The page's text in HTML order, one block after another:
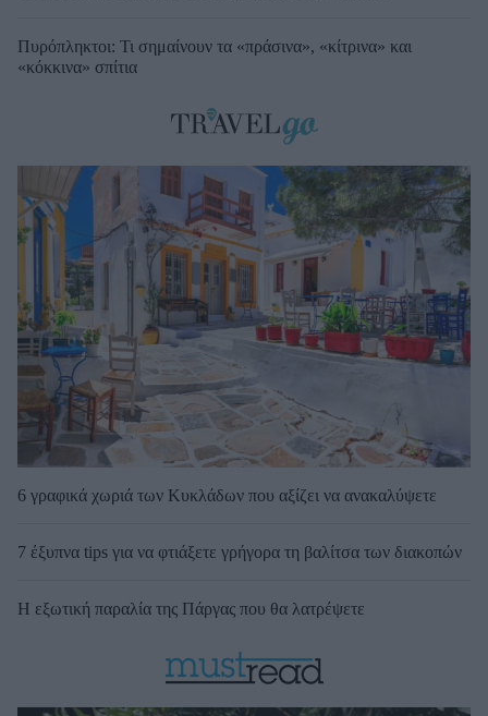
Πυρόπληκτοι: Τι σημαίνουν τα «πράσινα», «κίτρινα» και
«κόκκινα» σπίτια
6 γραφικά χωριά των Κυκλάδων που αξίζει να ανακαλύψετε
7 έξυπνα tips για να φτιάξετε γρήγορα τη βαλίτσα των διακοπών
Η εξωτική παραλία της Πάργας που θα λατρέψετε